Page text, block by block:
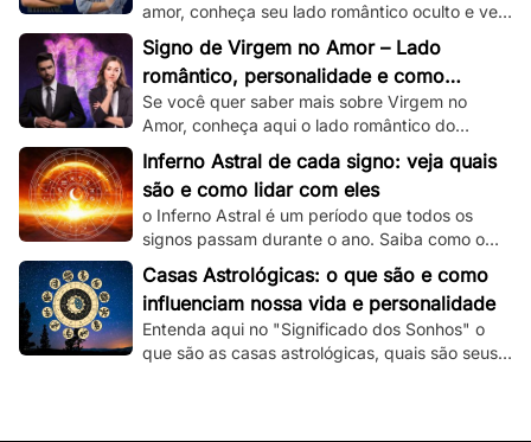
amor, conheça seu lado romântico oculto e veja
dicas de como conquistar um aquariano!
Signo de Virgem no Amor – Lado
romântico, personalidade e como
conquistar
Se você quer saber mais sobre Virgem no
Amor, conheça aqui o lado romântico do
virginiano e confira dicas de como conquistá-
lo.
Inferno Astral de cada signo: veja quais
são e como lidar com eles
o Inferno Astral é um período que todos os
signos passam durante o ano. Saiba como o
seu signo é atingido e como lidar com essa
fase.
Casas Astrológicas: o que são e como
influenciam nossa vida e personalidade
Entenda aqui no "Significado dos Sonhos" o
que são as casas astrológicas, quais são seus